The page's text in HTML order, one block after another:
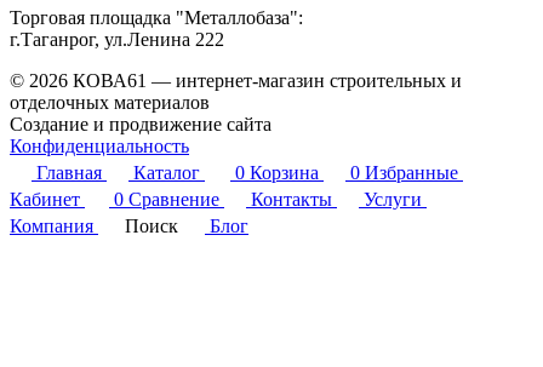
Торговая площадка "Металлобаза":
г.Таганрог, ул.Ленина 222
© 2026 КОВА61 — интернет-магазин строительных и
отделочных материалов
Создание и продвижение сайта
Конфиденциальность
Главная
Каталог 0 Корзина 0 Избранные
Кабинет
0 Сравнение Контакты
Услуги
Компания
Поиск Блог